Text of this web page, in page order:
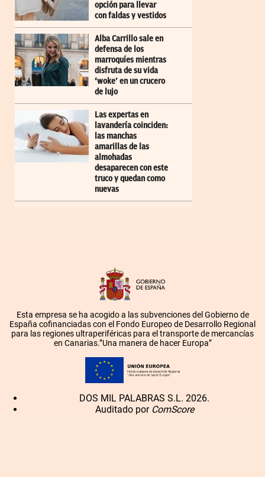
opción para llevar
con faldas y vestidos
Alba Carrillo sale en
defensa de los
marroquíes mientras
disfruta de su vida
‘woke’ en un crucero
de lujo
Las expertas en
lavandería coinciden:
las manchas
amarillas de las
almohadas
desaparecen con este
truco y quedan como
nuevas
Esta empresa se ha acogido a las subvenciones del Gobierno de
España cofinanciadas con el Fondo Europeo de Desarrollo Regional
para las regiones ultraperiféricas para el transporte de mercancías
en Canarias.”Una manera de hacer Europa”
DOS MIL PALABRAS S.L. 2026.
Auditado por ComScore